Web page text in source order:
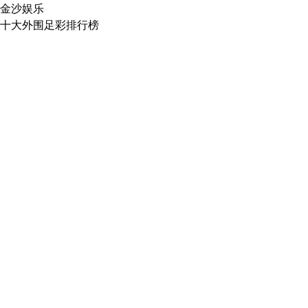
金沙娱乐
十大外围足彩排行榜